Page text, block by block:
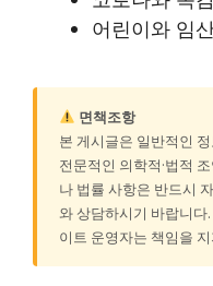
어린이와 임
면책조항
본 게시글은 일반적인
전문적인 의학적·법적
나 법률 사항은 반드시
와 상담하시기 바랍니
이트 운영자는 책임을